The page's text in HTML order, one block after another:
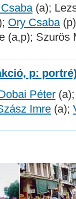
(a);
Ory Csaba
(a,p); Szurös
p:
Péter(a);
Imre(a);